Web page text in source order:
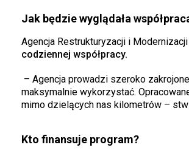
Jak będzie wyglądała
Agencja Restrukturyzacji i
codziennej współpracy.
– Agencja prowadzi szeroko
maksymalnie wykorzystać.
mimo dzielących nas kilometrów –
Kto finansuje program?